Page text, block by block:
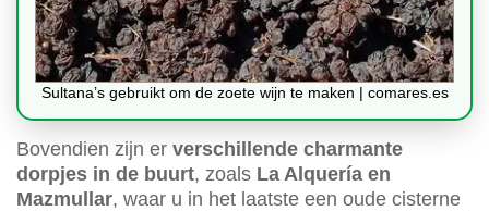
Sultana’s gebruikt om de zoete wijn te maken | comares.es
Bovendien zijn er verschillende charmante
dorpjes in de buurt, zoals La Alquería en
Mazmullar, waar u in het laatste een oude cisterne